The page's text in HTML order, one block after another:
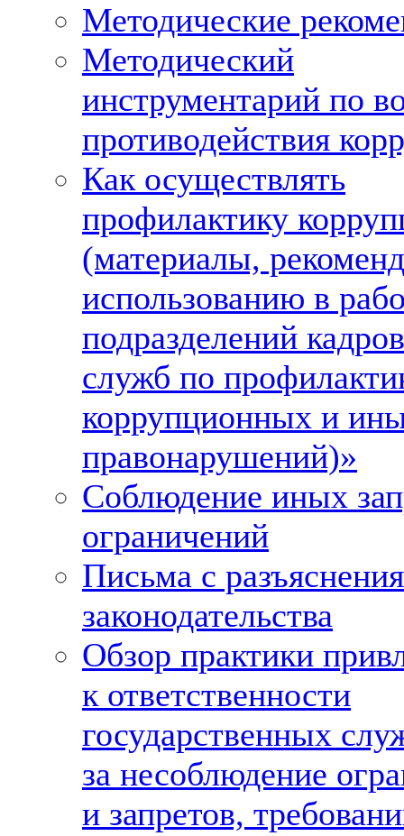
Методические
Методический
инструментарий по
противодействия
Как осуществлять
профилактику
(материалы,
использованию в
подразделений
служб по
коррупционных и
правонарушений)»
Соблюдение иных
ограничений
Письма с
законодательства
Обзор практики
к ответственности
государственных
за несоблюдение
и запретов,